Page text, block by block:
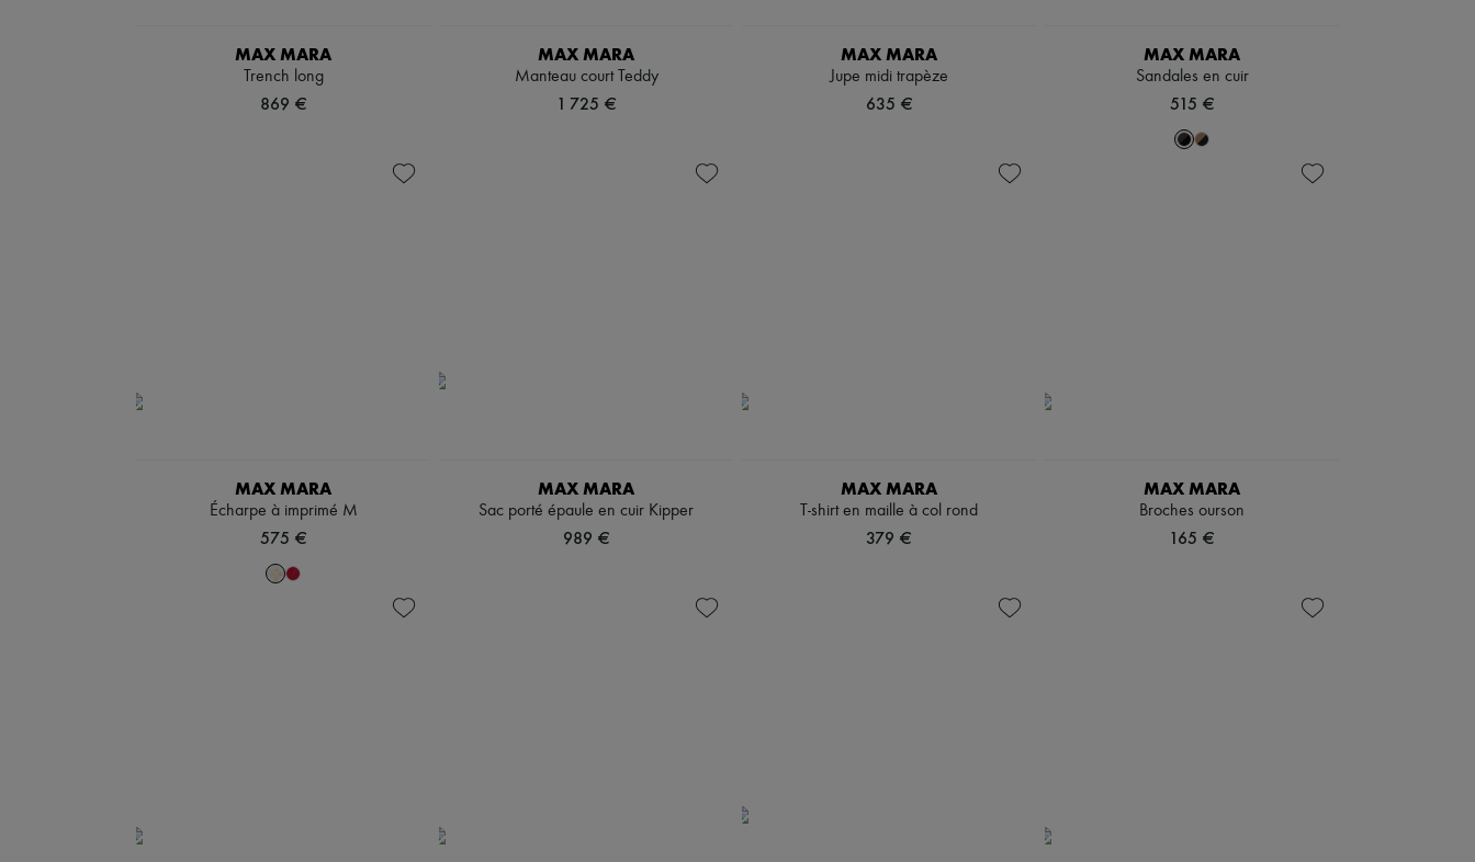
MAX MARA
Trench long
869 €
MAX MARA
Manteau court Teddy
1 725 €
MAX MARA
Jupe midi trapèze
635 €
MAX MARA
Sandales en cuir
515 €
MAX MARA
Écharpe à imprimé M
575 €
MAX MARA
Sac porté épaule en cuir Kipper
989 €
MAX MARA
T-shirt en maille à col rond
379 €
MAX MARA
Broches ourson
165 €